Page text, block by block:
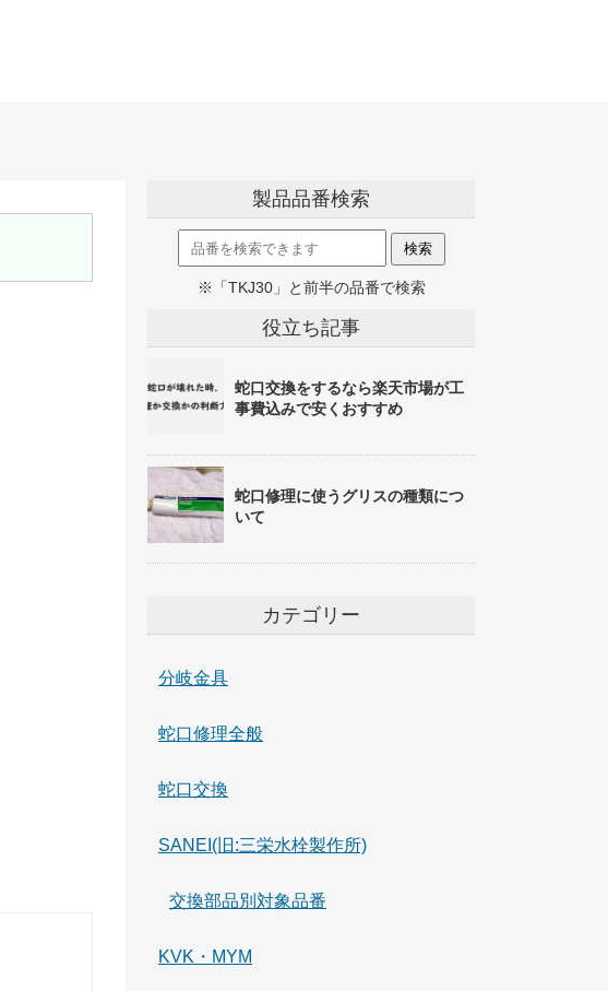
製品品番検索
※「TKJ30」と前半の品番で検索
役立ち記事
蛇口交換をするなら楽天市場が工
事費込みで安くおすすめ
蛇口修理に使うグリスの種類につ
いて
カテゴリー
分岐金具
蛇口修理全般
蛇口交換
SANEI(旧:三栄水栓製作所)
交換部品別対象品番
KVK・MYM